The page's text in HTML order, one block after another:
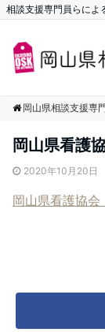
相談支援専門員らによ
岡山県相談支援専
岡山県看護
2020年10月20日
岡山県看護協